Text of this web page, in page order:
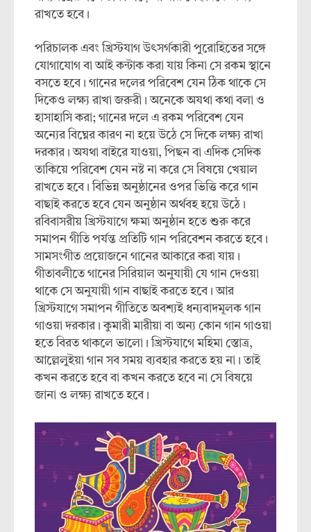
রাখতে হবে।
পরিচালক এবং খ্রিস্টযাগ উৎসর্গকারী পুরোহিতের সঙ্গে
যোগাযোগ বা আই কন্টাক করা যায় কিনা সে রকম স্থানে
বসতে হবে। গানের দলের পরিবেশ যেন ঠিক থাকে সে
দিকেও লক্ষ্য রাখা জরুরী। অনেকে অযথা কথা বলা ও
হাসাহাসি করা; গানের দলে এ রকম পরিবেশ যেন
অন্যের বিঘ্নের কারণ না হয়ে উঠে সে দিকে লক্ষ্য রাখা
দরকার। অযথা বাইরে যাওয়া, পিছন বা এদিক সেদিক
তাকিয়ে পরিবেশ যেন নষ্ট না করে সে বিষয়ে খেয়াল
রাখতে হবে। বিভিন্ন অনুষ্ঠানের ওপর ভিত্তি করে গান
বাছাই করতে হবে যেন অনুষ্ঠান অর্থবহ হয়ে উঠে।
রবিবাসরীয় খ্রিস্টযাগে ক্ষমা অনুষ্ঠান হতে শুরু করে
সমাপন গীতি পর্যন্ত প্রতিটি গান পরিবেশন করতে হবে।
সামসংগীত প্রয়োজনে গানের আকারে করা যায়।
গীতাবলীতে গানের সিরিয়াল অনুযায়ী যে গান দেওয়া
থাকে সে অনুযায়ী গান বাছাই করতে হবে। আর
খ্রিস্টযাগে সমাপন গীতিতে অবশ্যই ধন্যবাদমূলক গান
গাওয়া দরকার। কুমারী মারীয়া বা অন্য কোন গান গাওয়া
হতে বিরত থাকলে ভালো। খ্রিস্টযাগে মহিমা স্তোত্র,
আল্লেলুইয়া গান সব সময় ব্যবহার করতে হয় না। তাই
কখন করতে হবে বা কখন করতে হবে না সে বিষয়ে
জানা ও লক্ষ্য রাখতে হবে।